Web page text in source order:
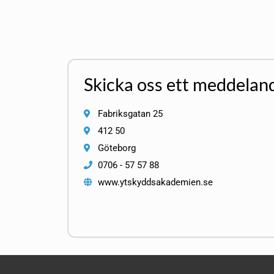
Skicka oss ett
Fabriksgatan 25
412 50
Göteborg
0706 - 57 57 88
www.ytskyddsakademien.se